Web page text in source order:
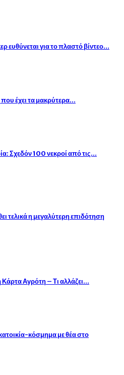
ευθύνεται για το πλαστό βίντεο…
που έχει τα μακρύτερα…
Σχεδόν 100 νεκροί από τις…
τελικά η μεγαλύτερη επιδότηση
Αγρότη – Τι αλλάζει…
κόσμημα με θέα στο